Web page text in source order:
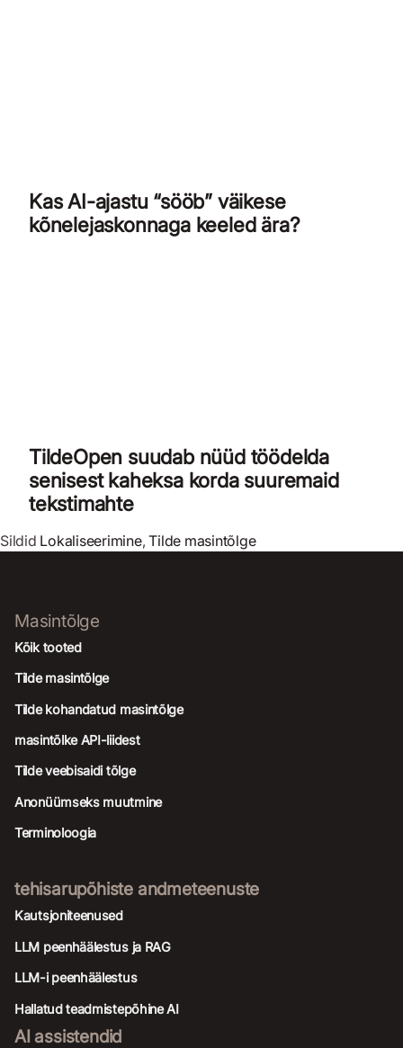
Kas AI-ajastu “sööb” väikese
kõnelejaskonnaga keeled ära?
TildeOpen suudab nüüd töödelda
senisest kaheksa korda suuremaid
tekstimahte
Sildid Lokaliseerimine,Tilde masintõlge
Masintõlge
Kõik tooted
Tilde masintõlge
Tilde kohandatud masintõlge
masintõlke API-liidest
Tilde veebisaidi tõlge
Anonüümseks muutmine
Terminoloogia
tehisarupõhiste andmeteenuste
Kautsjoniteenused
LLM peenhäälestus ja RAG
LLM-i peenhäälestus
Hallatud teadmistepõhine AI
AI assistendid